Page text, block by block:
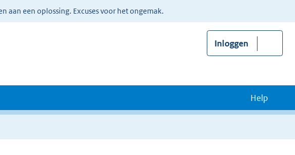
aan een oplossing. Excuses voor het ongemak.
Inloggen
Help